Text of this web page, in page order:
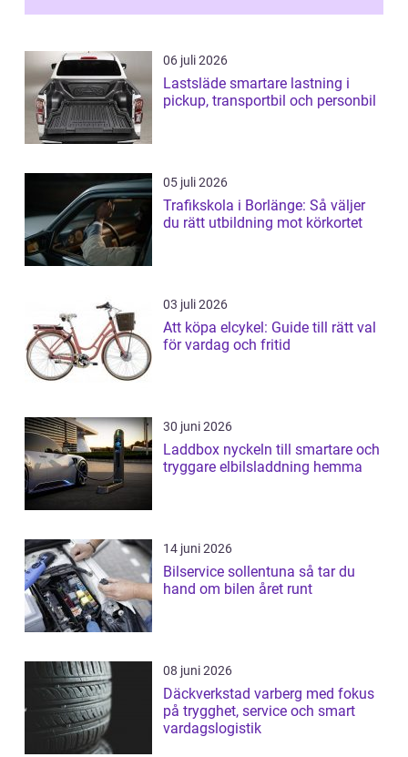
06 juli 2026
Lastsläde smartare lastning i
pickup, transportbil och personbil
05 juli 2026
Trafikskola i Borlänge: Så väljer
du rätt utbildning mot körkortet
03 juli 2026
Att köpa elcykel: Guide till rätt val
för vardag och fritid
30 juni 2026
Laddbox nyckeln till smartare och
tryggare elbilsladdning hemma
14 juni 2026
Bilservice sollentuna så tar du
hand om bilen året runt
08 juni 2026
Däckverkstad varberg med fokus
på trygghet, service och smart
vardagslogistik